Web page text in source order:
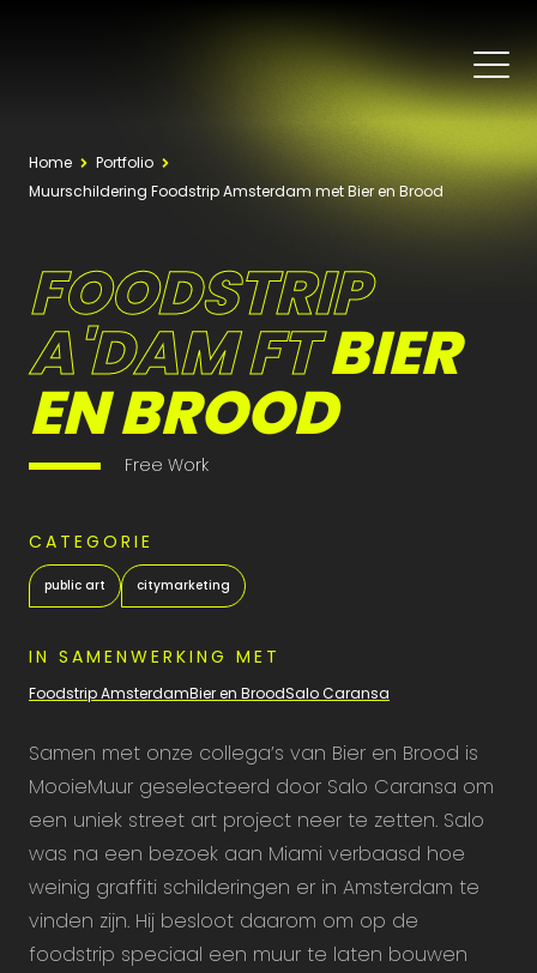
Home
Portfolio
Muurschildering Foodstrip Amsterdam met Bier en Brood
CATEGORIE
public art citymarketing
IN SAMENWERKING MET
Foodstrip AmsterdamBier en BroodSalo Caransa
FOODSTRIP
A'DAM FTBIER
EN BROOD
Free Work
Samen met onze collega’s van Bier en Brood is
MooieMuur geselecteerd door Salo Caransa om
een uniek street art project neer te zetten. Salo
was na een bezoek aan Miami verbaasd hoe
weinig graffiti schilderingen er in Amsterdam te
vinden zijn. Hij besloot daarom om op de
foodstrip speciaal een muur te laten bouwen